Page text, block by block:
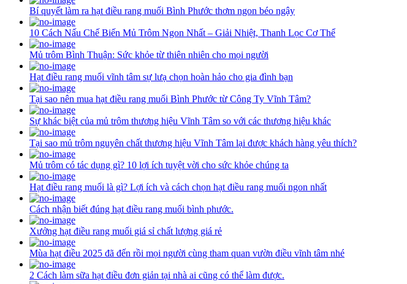
Bí quyết làm ra hạt điều rang muối Bình Phước thơm ngon béo ngậy
10 Cách Nấu Chế Biến Mủ Trôm Ngon Nhất – Giải Nhiệt, Thanh Lọc Cơ Thể
Mủ trôm Bình Thuận: Sức khỏe từ thiên nhiên cho mọi người
Hạt điều rang muối vĩnh tâm sự lưạ chọn hoàn hảo cho gia đình bạn
Tại sao nên mua hạt điều rang muối Bình Phước từ Công Ty Vĩnh Tâm?
Sự khác biệt của mủ trôm thương hiệu Vĩnh Tâm so với các thương hiệu khác
Tại sao mủ trôm nguyên chất thương hiệu Vĩnh Tâm lại được khách hàng yêu thích?
Mủ trôm có tác dụng gì? 10 lợi ích tuyệt vời cho sức khỏe chúng ta
Hạt điều rang muối là gì? Lợi ích và cách chọn hạt điều rang muối ngon nhất
Cách nhận biết đúng hạt điều rang muối bình phước.
Xưởng hạt điều rang muối giá sỉ chất lượng giá rẻ
Mùa hạt điều 2025 đã đến rồi mọi người cùng tham quan vườn điều vĩnh tâm nhé
2 Cách làm sữa hạt điều đơn giản tại nhà ai cũng có thể làm được.